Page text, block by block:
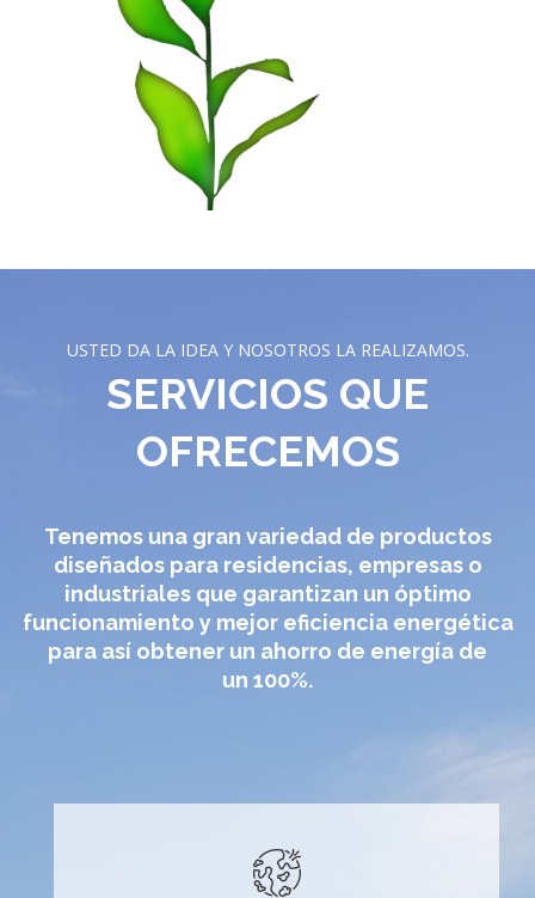
USTED DA LA IDEA Y NOSOTROS LA REALIZAMOS.
SERVICIOS QUE
OFRECEMOS
Tenemos una gran variedad de productos
diseñados para residencias, empresas o
industriales que garantizan un óptimo
funcionamiento y mejor eficiencia energética
para así obtener un ahorro de energía de
un 100%.